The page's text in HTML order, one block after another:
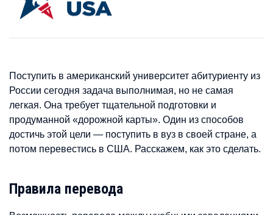
Поступить в американский университет абитуриенту из
России сегодня задача выполнимая, но не самая
легкая. Она требует тщательной подготовки и
продуманной «дорожной карты». Один из способов
достичь этой цели — поступить в вуз в своей стране, а
потом перевестись в США. Расскажем, как это сделать.
Правила перевода